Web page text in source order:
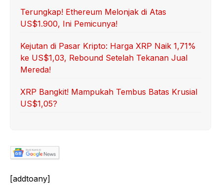
Terungkap! Ethereum Melonjak di Atas
US$1.900, Ini Pemicunya!
Kejutan di Pasar Kripto: Harga XRP Naik 1,71%
ke US$1,03, Rebound Setelah Tekanan Jual
Mereda!
XRP Bangkit! Mampukah Tembus Batas Krusial
US$1,05?
[addtoany]